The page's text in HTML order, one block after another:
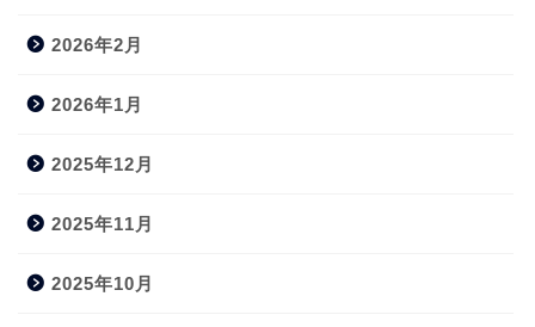
2026年2月
2026年1月
2025年12月
2025年11月
2025年10月